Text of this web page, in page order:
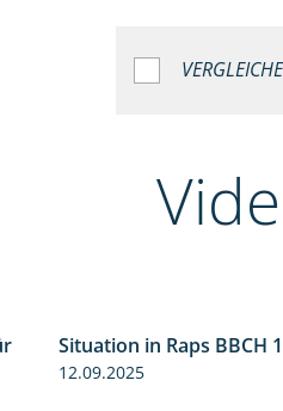
Situation in Raps BBCH
12.09.2025